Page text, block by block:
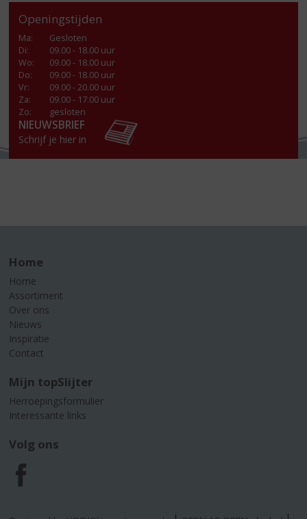
Openingstijden
Ma:
Gesloten
Di:
09.00 - 18.00 uur
Wo:
09.00 - 18.00 uur
Do:
09.00 - 18.00 uur
Vr:
09.00 - 20.00 uur
Za:
09.00 - 17.00 uur
Zo:
gesloten
NIEUWSBRIEF
Schrijf je hier in
Home
Home
Assortiment
Over ons
Nieuws
Inspiratie
Contact
Mijn topSlijter
Herroepingsformulier
Interessante links
Volg ons
F
a